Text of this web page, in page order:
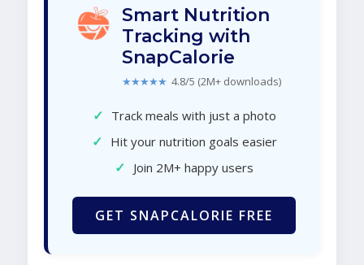
Smart Nutrition
Tracking with
SnapCalorie
★★★★★ 4.8/5 (2M+ downloads)
✓ Track meals with just a photo
✓ Hit your nutrition goals easier
✓ Join 2M+ happy users
GET SNAPCALORIE FREE